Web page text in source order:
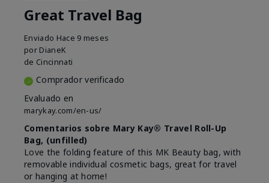
Great Travel Bag
Enviado Hace 9 meses
por DianeK
de Cincinnati
Comprador verificado
Evaluado en
marykay.com/en-us/
Comentarios sobre Mary Kay® Travel Roll-Up
Bag, (unfilled)
Love the folding feature of this MK Beauty bag, with
removable individual cosmetic bags, great for travel
or hanging at home!